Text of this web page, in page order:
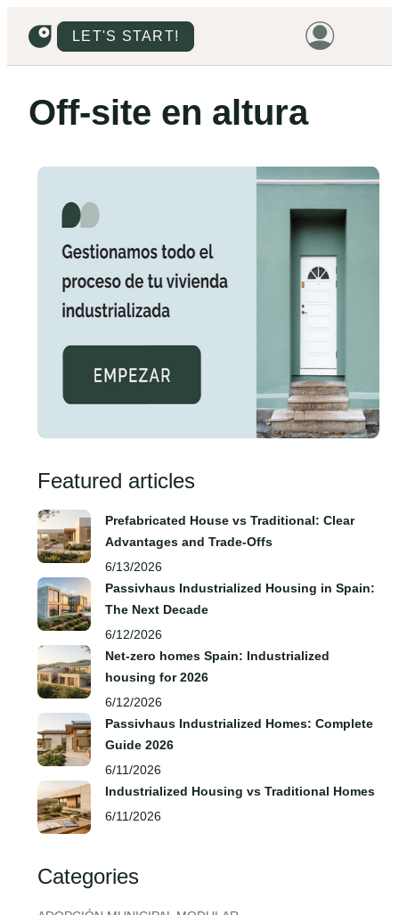
LET'S START!
PROJECTS
PRICES
Off‑site en altura
Featured articles
Prefabricated House vs Traditional: Clear
Advantages and Trade‑Offs
6/13/2026
Passivhaus Industrialized Housing in Spain:
The Next Decade
6/12/2026
Net-zero homes Spain: Industrialized
housing for 2026
6/12/2026
Passivhaus Industrialized Homes: Complete
Guide 2026
6/11/2026
Industrialized Housing vs Traditional Homes
6/11/2026
Categories